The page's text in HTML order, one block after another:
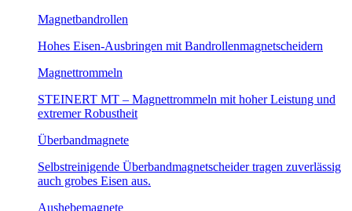
Magnetbandrollen
Hohes Eisen-Ausbringen mit Bandrollenmagnetscheidern
Magnettrommeln
STEINERT MT – Magnettrommeln mit hoher Leistung und
extremer Robustheit
Überbandmagnete
Selbstreinigende Überbandmagnetscheider tragen zuverlässig
auch grobes Eisen aus.
Aushebemagnete